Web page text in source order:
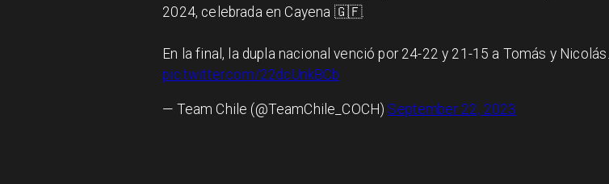
2024, celebrada en Cayena 🇬🇫.
En la final, la dupla nacional venció por 24-22 y 21-15 a Tomás y Nicolás…
pic.twitter.com/22dcUnkBCb
— Team Chile (@TeamChile_COCH) September 22, 2023